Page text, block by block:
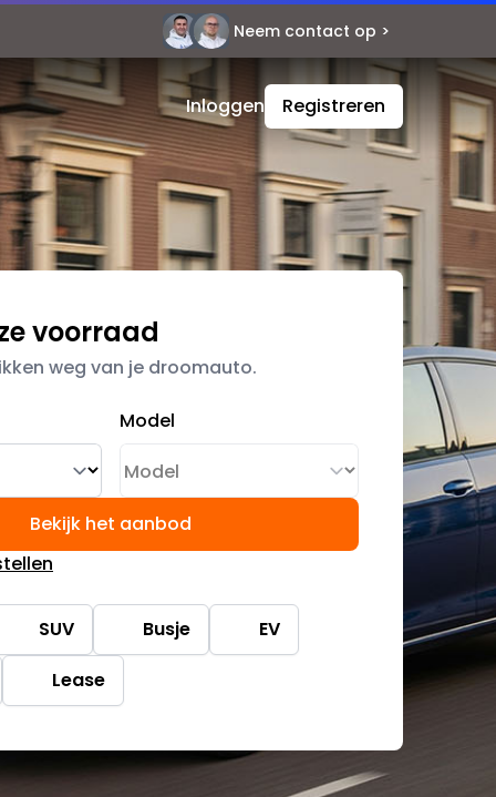
Contact Neem contact op >
Inloggen Registreren
voorraad
weg van je droomauto.
Model
Bekijk het aanbod
SUV Busje
EV
Lease